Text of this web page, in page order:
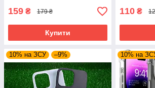
159 ₴ 179 ₴
Купити
110 ₴
10% на ЗСУ –9% 10% на